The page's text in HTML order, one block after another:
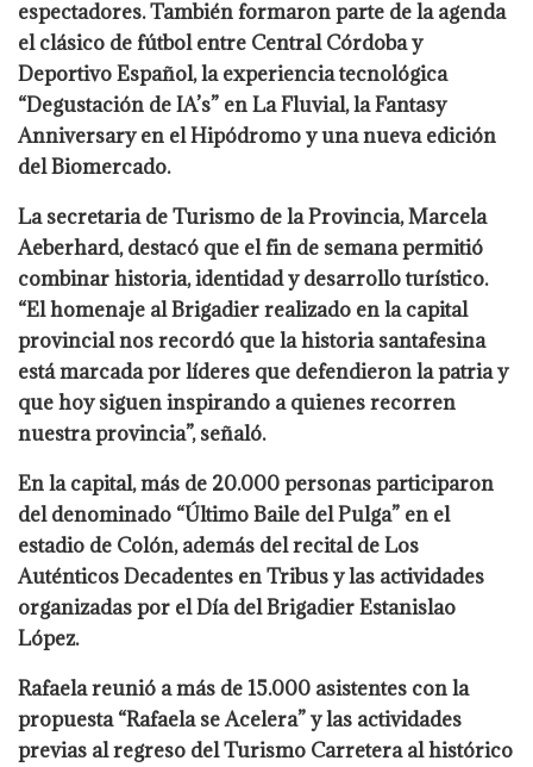
espectadores. También formaron parte de la agenda
el clásico de fútbol entre Central Córdoba y
Deportivo Español, la experiencia tecnológica
“Degustación de IA’s” en La Fluvial, la Fantasy
Anniversary en el Hipódromo y una nueva edición
del Biomercado.
La secretaria de Turismo de la Provincia, Marcela
Aeberhard, destacó que el fin de semana permitió
combinar historia, identidad y desarrollo turístico.
“El homenaje al Brigadier realizado en la capital
provincial nos recordó que la historia santafesina
está marcada por líderes que defendieron la patria y
que hoy siguen inspirando a quienes recorren
nuestra provincia”, señaló.
En la capital, más de 20.000 personas participaron
del denominado “Último Baile del Pulga” en el
estadio de Colón, además del recital de Los
Auténticos Decadentes en Tribus y las actividades
organizadas por el Día del Brigadier Estanislao
López.
Rafaela reunió a más de 15.000 asistentes con la
propuesta “Rafaela se Acelera” y las actividades
previas al regreso del Turismo Carretera al histórico